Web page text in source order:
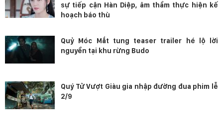
sự tiếp cận Hàn Diệp, âm thầm thực hiện kế
hoạch báo thù
Quỷ Móc Mắt tung teaser trailer hé lộ lời
nguyền tại khu rừng Budo
Quý Tử Vượt Giàu gia nhập đường đua phim lễ
2/9